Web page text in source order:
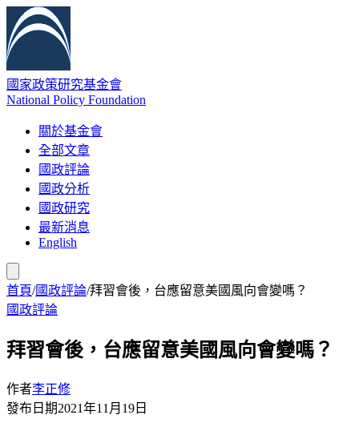
國家政策研究基金會
National Policy Foundation
關於基金會
全部文章
國政評論
國政分析
國政研究
最新消息
English
首頁/國政評論/拜習會後，台應留意美國風向會變嗎？
國政評論
拜習會後，台應留意美國風向會變嗎？
作者李正修
發布日期2021年11月19日